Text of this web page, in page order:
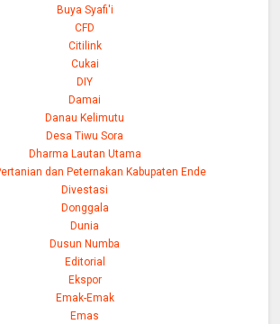
Buya Syafi'i
CFD
Citilink
Cukai
DIY
Damai
Danau Kelimutu
Desa Tiwu Sora
Dharma Lautan Utama
dan Peternakan Kabupaten Ende
Divestasi
Donggala
Dunia
Dusun Numba
Editorial
Ekspor
Emak-Emak
Emas